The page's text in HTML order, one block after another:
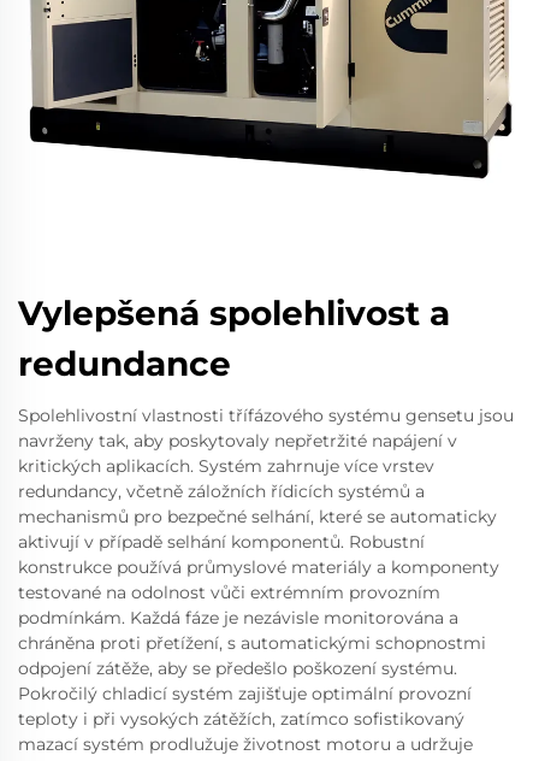
Vylepšená spolehlivost a
redundance
Spolehlivostní vlastnosti třífázového systému gensetu jsou
navrženy tak, aby poskytovaly nepřetržité napájení v
kritických aplikacích. Systém zahrnuje více vrstev
redundancy, včetně záložních řídicích systémů a
mechanismů pro bezpečné selhání, které se automaticky
aktivují v případě selhání komponentů. Robustní
konstrukce používá průmyslové materiály a komponenty
testované na odolnost vůči extrémním provozním
podmínkám. Každá fáze je nezávisle monitorována a
chráněna proti přetížení, s automatickými schopnostmi
odpojení zátěže, aby se předešlo poškození systému.
Pokročilý chladicí systém zajišťuje optimální provozní
teploty i při vysokých zátěžích, zatímco sofistikovaný
mazací systém prodlužuje životnost motoru a udržuje